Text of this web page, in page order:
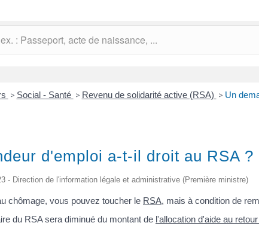
> Social - Santé > Revenu de solidarité active (RSA) > Un
d'emploi a-t-il droit au RSA ?
- Direction de l'information légale et administrative (Première ministre)
chômage, vous pouvez toucher le RSA, mais à condition de
du RSA sera diminué du montant de l'allocation d'aide au